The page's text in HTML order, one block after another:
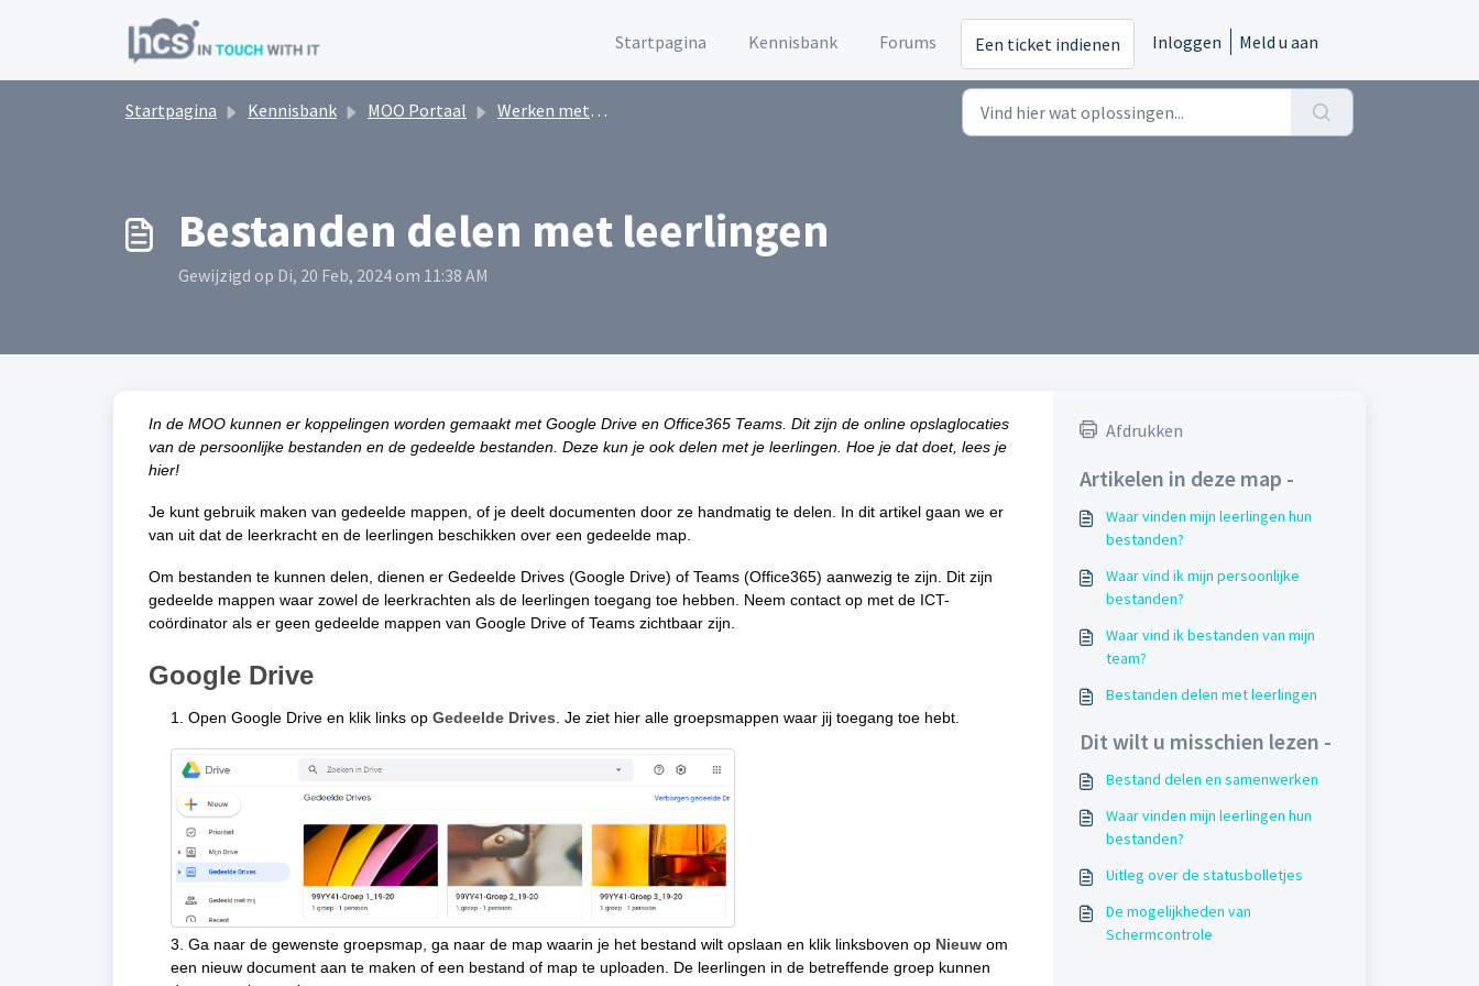
Startpagina
Kennisbank Forums Een ticket indienen Inloggen Meld u aan
Startpagina Kennisbank MOO Portaal Werken met bestanden
Bestanden delen met leerlingen
Gewijzigd op Di, 20 Feb, 2024 om 11:38 AM
In de MOO kunnen er koppelingen worden gemaakt met Google Drive en Office365 Teams. Dit zijn de online opslaglocaties
van de persoonlijke bestanden en de gedeelde bestanden. Deze kun je ook delen met je leerlingen. Hoe je dat doet, lees je
hier!
Je kunt gebruik maken van gedeelde mappen, of je deelt documenten door ze handmatig te delen. In dit artikel gaan we er
van uit dat de leerkracht en de leerlingen beschikken over een gedeelde map.
Om bestanden te kunnen delen, dienen er Gedeelde Drives (Google Drive) of Teams (Office365) aanwezig te zijn. Dit zijn
gedeelde mappen waar zowel de leerkrachten als de leerlingen toegang toe hebben. Neem contact op met de ICT-
coördinator als er geen gedeelde mappen van Google Drive of Teams zichtbaar zijn.
Google Drive
1. Open Google Drive en klik links op Gedeelde Drives . Je ziet hier alle groepsmappen waar jij toegang toe hebt.
3. Ga naar de gewenste groepsmap, ga naar de map waarin je het bestand wilt opslaan en klik linksboven op Nieuw om
een nieuw document aan te maken of een bestand of map te uploaden. De leerlingen in de betreffende groep kunnen
Afdrukken
Artikelen in deze map -
Waar vinden mijn leerlingen hun
bestanden?
Waar vind ik mijn persoonlijke
bestanden?
Waar vind ik bestanden van mijn
team?
Bestanden delen met leerlingen
Dit wilt u misschien lezen -
Bestand delen en samenwerken
Waar vinden mijn leerlingen hun
bestanden?
Uitleg over de statusbolletjes
De mogelijkheden van
Schermcontrole